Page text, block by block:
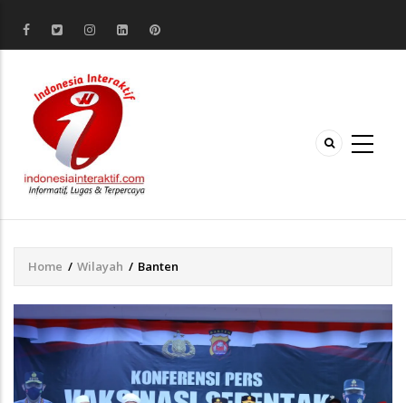
Breadcrumb
Home / Wilayah / Banten